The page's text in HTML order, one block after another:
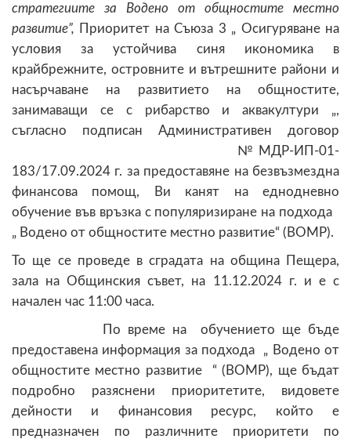
стратегиите за Водено от общностите местно
развитие”, Приоритет на Съюза 3 „ Осигуряване на
условия за устойчива синя икономика в
крайбрежните, островните и вътрешните райони и
насърчаване на развитието на общностите,
занимаващи се с рибарство и аквакултури „,
съгласно подписан Административен договор
№ МДР-ИП-01-
183/17.09.2024 г. за предоставяне на безвъзмездна
финансова помощ, Ви канят на еднодневно
обучение във връзка с популяризиране на подхода
„ Водено от общностите местно развитие“ (ВОМР).
То ще се проведе в сградата на община Пещера,
зала на Общинския съвет, на 11.12.2024 г. и е с
начален час 11:00 часа.
По време на обучението ще бъде
предоставена информация за подхода „ Водено от
общностите местно развитие “ (ВОМР), ще бъдат
подробно разяснени приоритетите, видовете
дейности и финансовия ресурс, който е
предназначен по различните приоритети по